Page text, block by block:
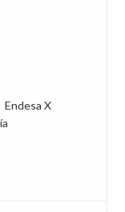
Endesa X